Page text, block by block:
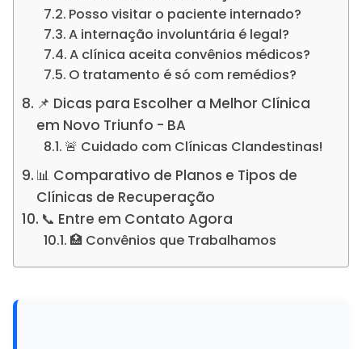
Posso visitar o paciente internado?
A internação involuntária é legal?
A clínica aceita convênios médicos?
O tratamento é só com remédios?
📌 Dicas para Escolher a Melhor Clínica
em Novo Triunfo - BA
🚨 Cuidado com Clínicas Clandestinas!
📊 Comparativo de Planos e Tipos de
Clínicas de Recuperação
📞 Entre em Contato Agora
🏥 Convênios que Trabalhamos